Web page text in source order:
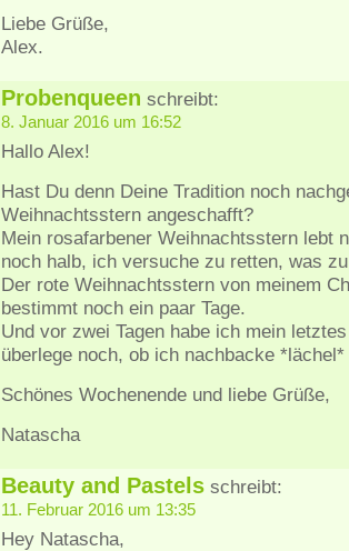
Liebe Grüße,
Alex.
Probenqueen schreibt:
8. Januar 2016 um 16:52
Hallo Alex!
Hast Du denn Deine Tradition noch
Weihnachtsstern angeschafft?
Mein rosafarbener Weihnachtsstern lebt
noch halb, ich versuche zu retten, was
Der rote Weihnachtsstern von meinem
bestimmt noch ein paar Tage.
Und vor zwei Tagen habe ich mein
überlege noch, ob ich nachbacke *lächel*
Schönes Wochenende und liebe Grüße,
Natascha
Beauty and Pastels schreibt:
11. Februar 2016 um 13:35
Hey Natascha,